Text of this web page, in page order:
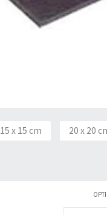
15 x 15 cm 20 x 20